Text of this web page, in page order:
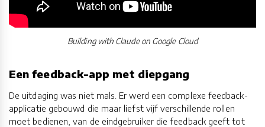
Building with Claude on Google Cloud
Een feedback-app met diepgang
De uitdaging was niet mals. Er werd een complexe feedback-
applicatie gebouwd die maar liefst vijf verschillende rollen
moet bedienen, van de eindgebruiker die feedback geeft tot